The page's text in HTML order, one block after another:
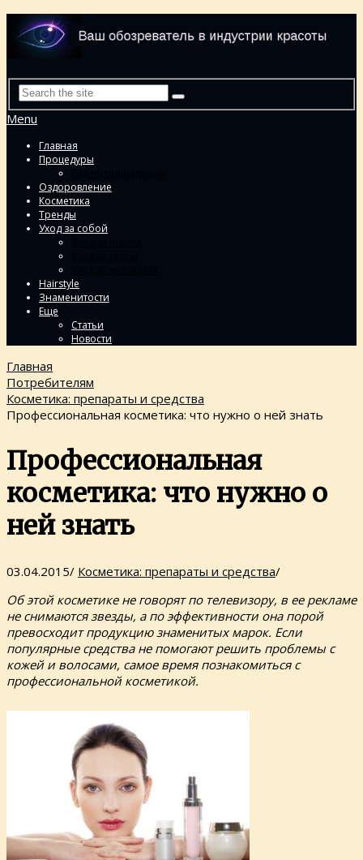
Menu
Главная
Процедуры
Оздоровление
Косметика
Тренды
Уход за собой
Hairstyle
Знаменитости
Еще
Статьи
Новости
Главная
Потребителям
Косметика: препараты и средства
Профессиональная косметика: что нужно о ней знать
Профессиональная
косметика: что нужно о
ней знать
03.04.2015/ Косметика: препараты и средства/
Об этой косметике не говорят по телевизору, в ее рекламе
не снимаются звезды, а по эффективности она порой
превосходит продукцию знаменитых марок. Если
популярные средства не помогают решить проблемы с
кожей и волосами, самое время познакомиться с
профессиональной косметикой.